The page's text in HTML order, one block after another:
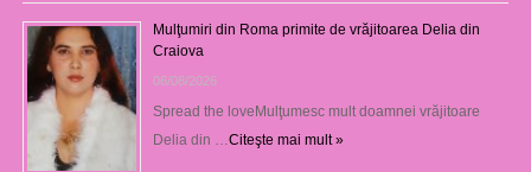
Mulţumiri din Roma primite de vrăjitoarea Delia din
Craiova
06/08/2026
Spread the loveMulţumesc mult doamnei vrăjitoare
Delia din …Citeşte mai mult »